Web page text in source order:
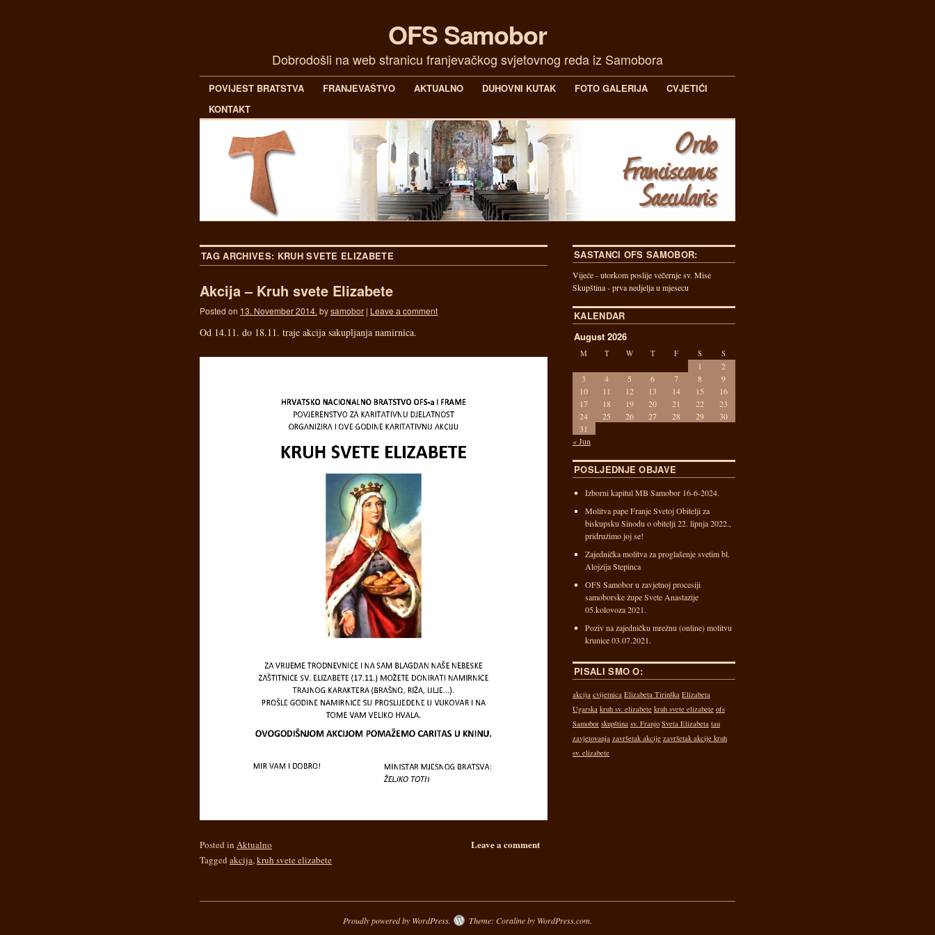
OFS Samobor
Dobrodošli na web stranicu franjevačkog svjetovnog reda iz Samobora
POVIJEST BRATSTVA FRANJEVAŠTVO AKTUALNO DUHOVNI KUTAK FOTO GALERIJA
CVJETIĆI
KONTAKT
TAG ARCHIVES: KRUH SVETE ELIZABETE
Akcija – Kruh svete Elizabete
Posted on 13. November 2014. bysamobor | Leave a comment
Od 14.11. do 18.11. traje akcija sakupljanja namirnica.
Leave a comment
Posted in Aktualno
Tagged akcija,kruh svete elizabete
SASTANCI OFS SAMOBOR:
Vijeće - utorkom poslije večernje sv. Mise
Skupština - prva nedjelja u mjesecu
KALENDAR
August 2026
M T W T F S S
1
2
3
4 5 6 7 8
9
10
11 12 13 14 15
16
17
18 19 20 21 22
23
24
25 26 27 28 29
30
31
« Jun
POSLJEDNJE OBJAVE
Izborni kapitul MB Samobor 16-6-2024.
Molitva pape Franje Svetoj Obitelji za
biskupsku Sinodu o obitelji 22. lipnja 2022.,
pridružimo joj se!
Zajednička molitva za proglašenje svetim bl.
Alojzija Stepinca
OFS Samobor u zavjetnoj procesiji
samoborske župe Svete Anastazije
05.kolovoza 2021.
Poziv na zajedničku mrežnu (online) molitvu
krunice 03.07.2021.
PISALI SMO O:
akcija cvijetnica Elizabeta Tirinška Elizabeta
Ugarska kruh sv. elizabete kruh svete elizabete ofs
Samobor skupština sv. Franjo Sveta Elizabeta tau
zavjetovanja završetak akcije završetak akcije kruh
sv. elizabete
Proudly powered by WordPress. Theme: Coraline by WordPress.com